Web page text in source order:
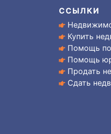
ССЫЛКИ
Купить
Помощь
Помощь
Продать
Сдать